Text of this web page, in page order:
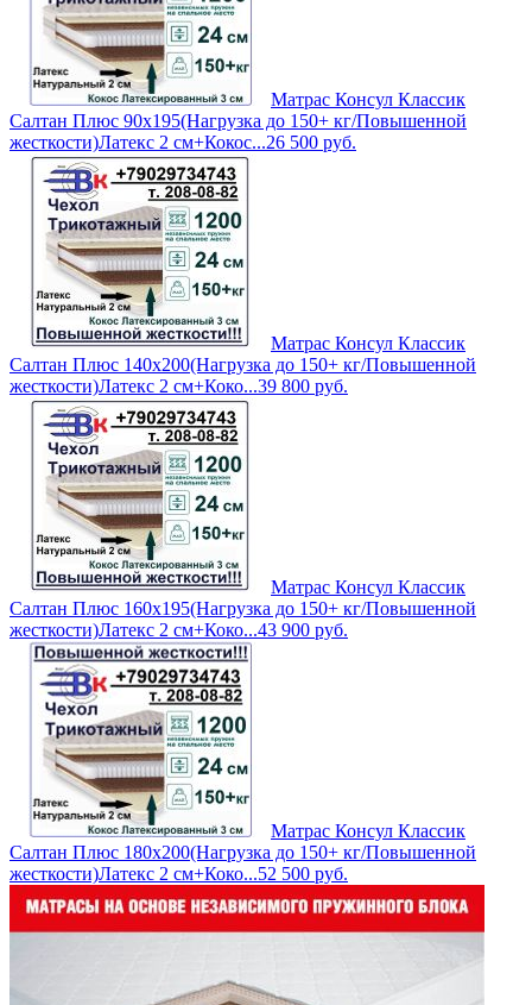
Матрас Консул Классик
Салтан Плюс 90х195(Нагрузка до 150+ кг/Повышенной
жесткости)Латекс 2 см+Кокос...26 500 руб.
Матрас Консул Классик
Салтан Плюс 140х200(Нагрузка до 150+ кг/Повышенной
жесткости)Латекс 2 см+Коко...39 800 руб.
Матрас Консул Классик
Салтан Плюс 160х195(Нагрузка до 150+ кг/Повышенной
жесткости)Латекс 2 см+Коко...43 900 руб.
Матрас Консул Классик
Салтан Плюс 180х200(Нагрузка до 150+ кг/Повышенной
жесткости)Латекс 2 см+Коко...52 500 руб.